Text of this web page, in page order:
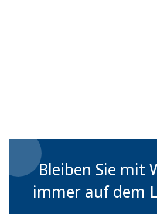
Bleiben Sie mit
immer auf dem